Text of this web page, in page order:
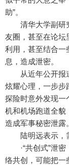
助”。
清华大学副研究
友圈，甚至在论坛
利用，甚至结合一
息，造成泄密。
从近年公开报道
炫耀心理，一步步
探险时意外发现一
机和机场跑道全貌
造成军事秘密泄露。
陆明远表示，
·“共创式”泄密
络共创，可能把一